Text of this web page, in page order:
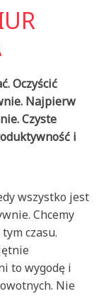
Oczyścić
Najpierw
Czyste
i
wszystko jest
Chcemy
czasu.
to wygodę i
Nie